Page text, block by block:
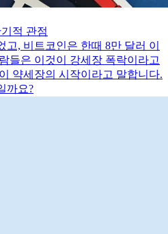
적 관점
, 비트코인은 한때 8만 달러 이
들은 이것이 강세장 폭락이라고
약세장의 시작이라고 말합니다.
까요?